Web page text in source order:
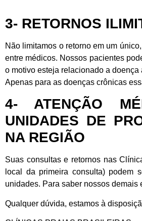
3- RETORNOS
Não limitamos o retorno em um
entre médicos. Nossos pacientes
o motivo esteja relacionado a
Apenas para as doenças crônicas
4- ATENÇÃO
UNIDADES DE
NA REGIÃO
Suas consultas e retornos nas
local da primeira consulta) podem
unidades. Para saber nossos demais
Qualquer dúvida, estamos à